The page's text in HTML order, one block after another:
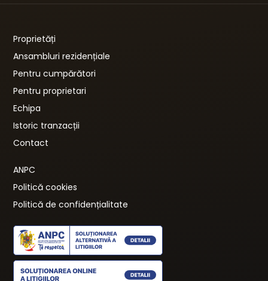
Proprietăți
Ansambluri rezidențiale
Pentru cumpărători
Pentru proprietari
Echipa
Istoric tranzacții
Contact
ANPC
Politică cookies
Politică de confidențialitate